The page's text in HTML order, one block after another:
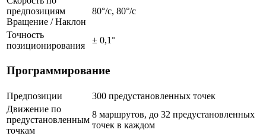
предпозициям
Вращение / Наклон
80°/с, 80°/с
Точность
позиционирования
± 0,1°
Программирование
Предпозиции
300 предустановленных точек
Движение по
предустановленным
точкам
8 маршрутов, до 32 предустановленных
точек в каждом